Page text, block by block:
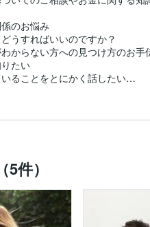
のお悩み
うすればいいのですか？
わからない方への見つけ方のお手
たい
ることをとにかく話したい
トなことは何か知りたい
ラックス、自由
件）